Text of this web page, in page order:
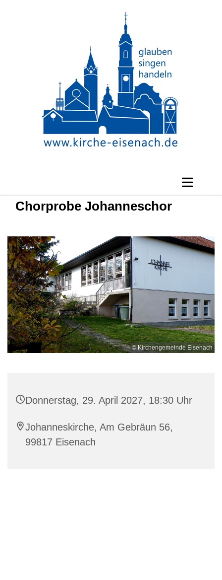
Chorprobe Johanneschor
© Kirchengemeinde Eisenach
Donnerstag, 29. April 2027, 18:30 Uhr
Johanneskirche, Am Gebräun 56,
99817 Eisenach